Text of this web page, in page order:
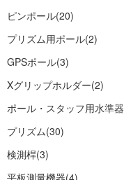
ピンポール(20)
プリズム用ポール(2)
GPSポール(3)
Xグリップホルダー(2)
ポール・スタッフ用水準器
プリズム(30)
検測桿(3)
平板測量機器(4)